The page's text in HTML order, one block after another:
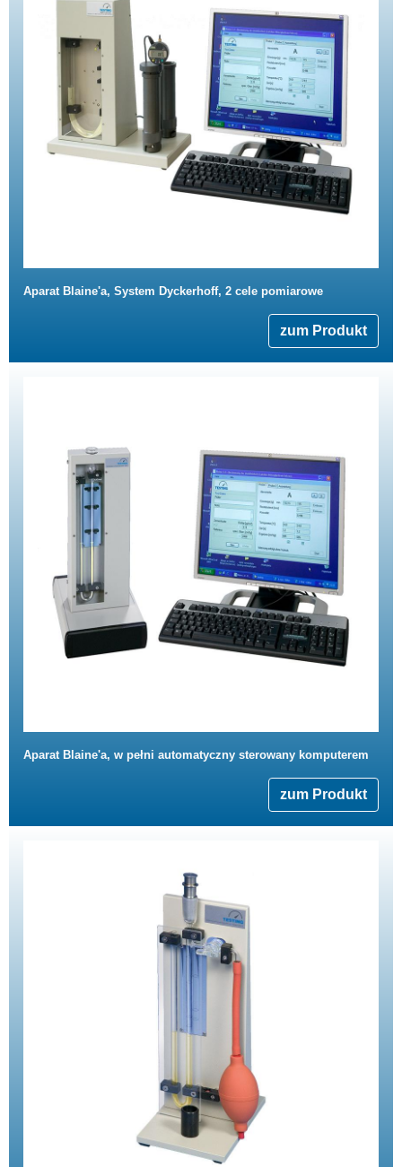
Aparat Blaine'a, System Dyckerhoff, 2 cele pomiarowe
zum Produkt
Aparat Blaine'a, w pełni automatyczny sterowany komputerem
zum Produkt